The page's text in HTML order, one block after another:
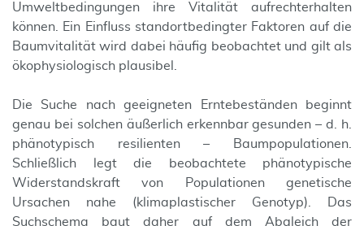
Umweltbedingungen ihre Vitalität aufrechterhalten
können. Ein Einfluss standortbedingter Faktoren auf die
Baumvitalität wird dabei häufig beobachtet und gilt als
ökophysiologisch plausibel.
Die Suche nach geeigneten Erntebeständen beginnt
genau bei solchen äußerlich erkennbar gesunden – d. h.
phänotypisch resilienten – Baumpopulationen.
Schließlich legt die beobachtete phänotypische
Widerstandskraft von Populationen genetische
Ursachen nahe (klimaplastischer Genotyp). Das
Suchschema baut daher auf dem Abgleich der